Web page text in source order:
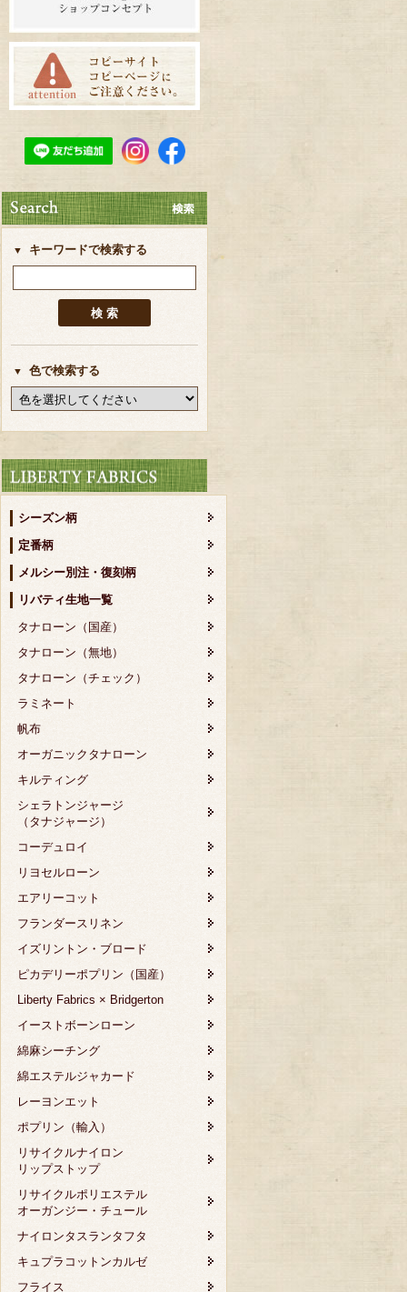
キーワードで検索する
色で検索する
シーズン柄
定番柄
メルシー別注・復刻柄
リバティ生地一覧
タナローン（国産）
タナローン（無地）
タナローン（チェック）
ラミネート
帆布
オーガニックタナローン
キルティング
シェラトンジャージ
（タナジャージ）
コーデュロイ
リヨセルローン
エアリーコット
フランダースリネン
イズリントン・ブロード
ピカデリーポプリン（国産）
Liberty Fabrics × Bridgerton
イーストボーンローン
綿麻シーチング
綿エステルジャカード
レーヨンエット
ポプリン（輸入）
リサイクルナイロン
リップストップ
リサイクルポリエステル
オーガンジー・チュール
ナイロンタスランタフタ
キュプラコットンカルゼ
フライス